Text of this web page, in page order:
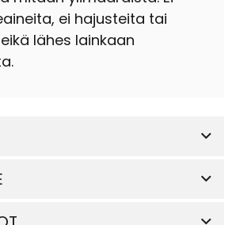
ei hajusteita tai
lähes lainkaan